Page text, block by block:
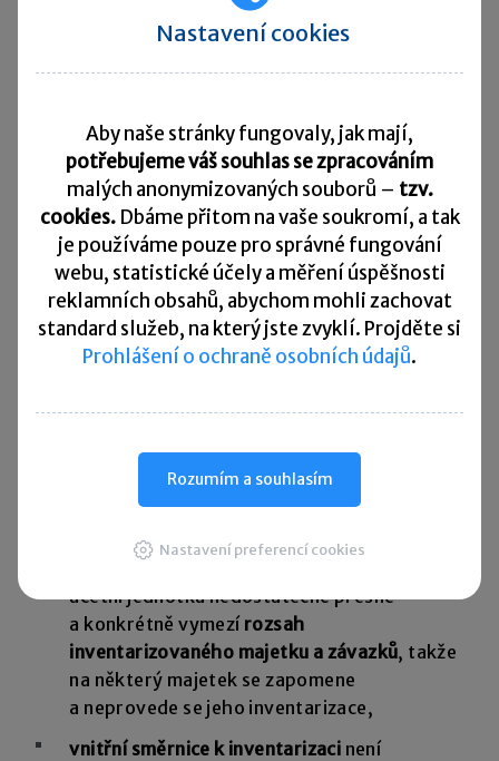
V případě takovýchto záměn je možno spolu
manka a přebytky vzájemně kompenzovat
že konečným mankem nebo přebytkem je pouze
v peněžním ocenění.
Potíže při provádění inventarizací
Dále si řekněme o některých problémech, ke
kterým v praxi při provádění inventarizací
dochází:
problémy při přípravě inventarizace:
účetní jednotky si stanovínepřiměřeně
dílčích inventarizačních komisí
fyzických inventur, které neodpovídají
pak inventuru řádně provést,
účetní jednotka nedostatečně přesně
a konkrétně vymezí rozsah
inventarizovaného majetku a závazků, takže
na některý majetek se zapomene
a neprovede se jeho inventarizace,
vnitřní směrnice k inventarizaci není
Nastavení cookies
Aby naše stránky fungovaly, jak mají,
potřebujeme váš souhlas se zpracováním
malých anonymizovaných souborů – tzv.
cookies. Dbáme přitom na vaše soukromí, a tak
je používáme pouze pro správné fungování
webu, statistické účely a měření úspěšnosti
reklamních obsahů, abychom mohli zachovat
standard služeb, na který jste zvyklí. Projděte si
Prohlášení o ochraně osobních údajů.
Rozumím a souhlasím
Nastavení preferencí cookies